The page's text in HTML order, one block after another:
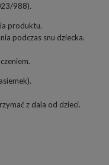
988).
produktu.
podczas snu dziecka.
z dala od dzieci.